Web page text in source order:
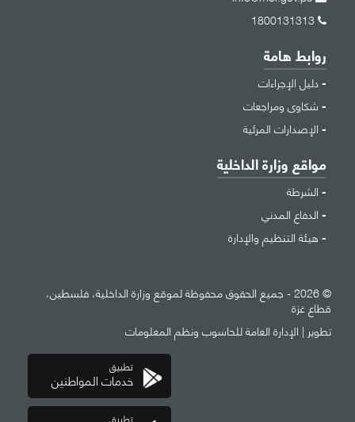
روابط هامة
دليل الإجراءات
شكاوى ومراجعات
الإصدارات المرئية
مواقع وزارة الداخلية
الشرطة
الدفاع المدني
هيئة التنظيم والإدارة
© 2026 - جميع الحقوق محفوظة لموقع وزارة الداخلية، فلسطين،
قطاع غزة
تطوير | الإدارة العامة للحاسوب ونظم المعلومات
تطبيق
خدمات المواطنين
تطبيق